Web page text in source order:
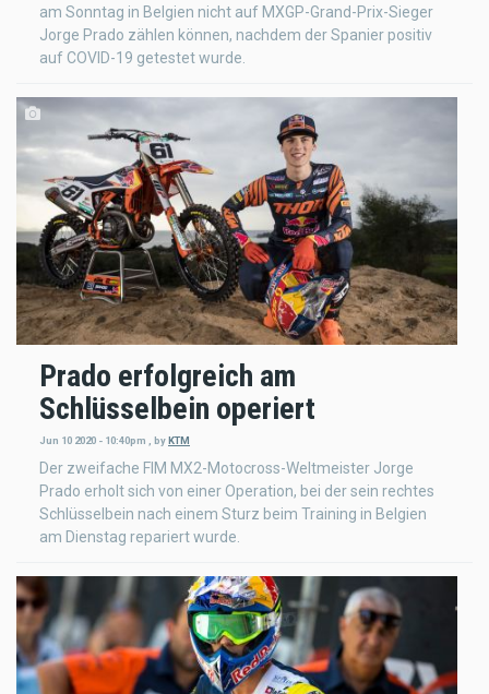
am Sonntag in Belgien nicht auf MXGP-Grand-Prix-Sieger
Jorge Prado zählen können, nachdem der Spanier positiv
auf COVID-19 getestet wurde.
Prado erfolgreich am
Schlüsselbein operiert
Jun 10 2020 - 10:40pm , byKTM
Der zweifache FIM MX2-Motocross-Weltmeister Jorge
Prado erholt sich von einer Operation, bei der sein rechtes
Schlüsselbein nach einem Sturz beim Training in Belgien
am Dienstag repariert wurde.